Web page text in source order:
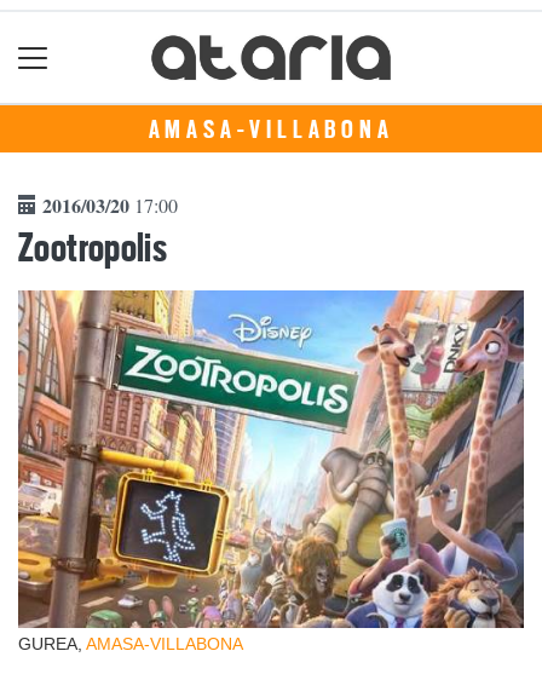
AMASA-VILLABONA
2016/03/20 17:00
Zootropolis
GUREA, AMASA-VILLABONA